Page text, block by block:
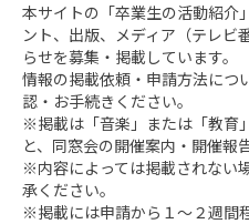
本サイトの「卒業生の活動紹介
ント、出版、メディア（テレビ
らせを募集・掲載しています。
情報の掲載依頼・申請方法につ
認・お手続きください。
※掲載は「音楽」または「教育
と、同窓会の開催案内・開催報
※内容によっては掲載されない
承ください。
※掲載には申請から１～２週間